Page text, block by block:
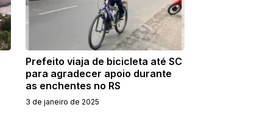
Prefeito viaja de bicicleta até SC
para agradecer apoio durante
as enchentes no RS
3 de janeiro de 2025